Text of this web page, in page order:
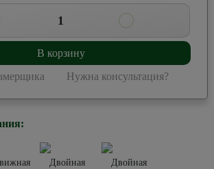
1
В корзину
Нужна консультация?
Двойная
Двойная